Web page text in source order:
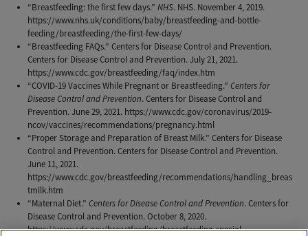
“Breastfeeding: the first few days.”NHS. NHS. November 4, 2019.
https://www.nhs.uk/conditions/baby/breastfeeding-and-bottle-
feeding/breastfeeding/the-first-few-days/
“Breastfeeding FAQs.” Centers for Disease Control and Prevention.
Centers for Disease Control and Prevention. July 21, 2021.
https://www.cdc.gov/breastfeeding/faq/index.htm
“COVID-19 Vaccines While Pregnant or Breastfeeding.” Centers for
Disease Control and Prevention. Centers for Disease Control and
Prevention. June 29, 2021. https://www.cdc.gov/coronavirus/2019-
ncov/vaccines/recommendations/pregnancy.html
“Proper Storage and Preparation of Breast Milk.” Centers for Disease
Control and Prevention. Centers for Disease Control and Prevention.
June 11, 2021.
https://www.cdc.gov/breastfeeding/recommendations/handling_breas
tmilk.htm
“Maternal Diet.”Centers for Disease Control and Prevention. Centers for
Disease Control and Prevention. October 8, 2020.
https://www.cdc.gov/breastfeeding/breastfeeding-special-